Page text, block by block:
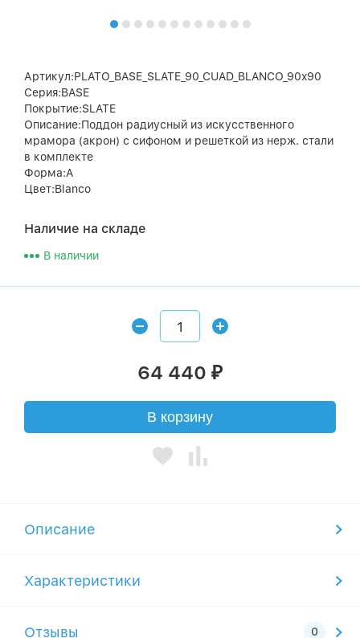
Артикул:PLATO_BASE_SLATE_90_CUAD_BLANCO_90x90
Серия:BASE
Покрытие:SLATE
Описание:Поддон радиусный из искусственного
мрамора (акрон) с сифоном и решеткой из нерж. стали
в комплекте
Форма:A
Цвет:Blanco
Наличие на складе
В наличии
64 440 ₽
В корзину
Описание
Характеристики
Отзывы